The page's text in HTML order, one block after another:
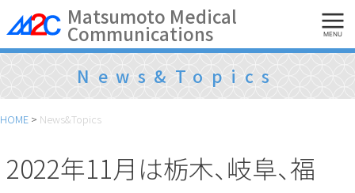
Skip
to
content
Matsumoto Medical
Communications MENU
News&Topics
HOME > News&Topics
2022年11月は栃木、岐阜、福